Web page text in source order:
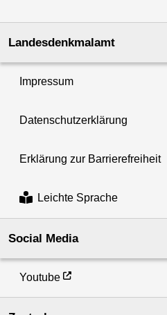
Landesdenkmal­amt
Impressum
Datenschutzerklärung
Erklärung zur Barrierefreiheit
Leichte Sprache
Social Media
Youtube